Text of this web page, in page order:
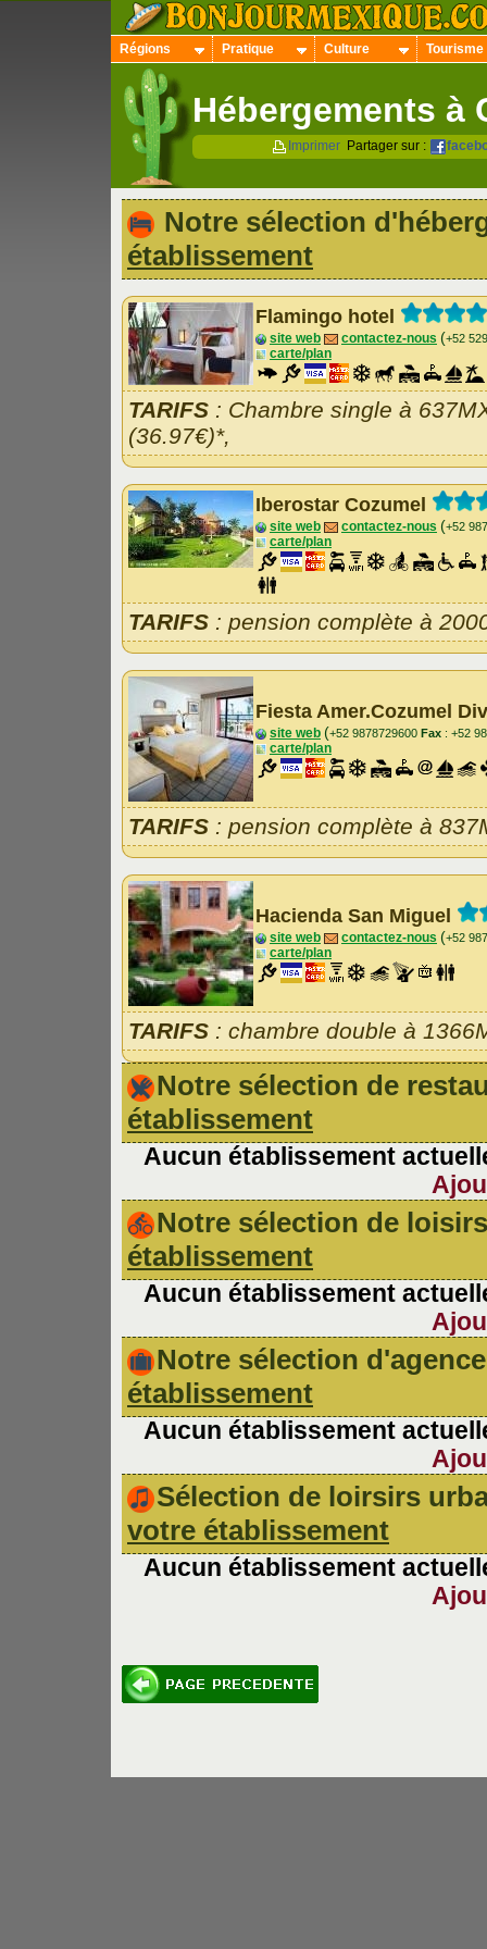
Régions Pratique Culture Tourisme
Hébergements à
Imprimer Partager sur :
Notre sélection
établissement
Flamingo hotel
site web contactez-nous (+52
carte/plan
TARIFS : Chambre single à
(36.97€)*,
Iberostar Cozumel
site web contactez-nous (+52
carte/plan
TARIFS : pension complète à
Fiesta Amer.Cozumel
site web (+52 9878729600 Fax : +52
carte/plan
TARIFS : pension complète à
Hacienda San Miguel
site web contactez-nous (+52
carte/plan
TARIFS : chambre double à
Notre sélection de
établissement
Aucun établissement
Notre sélection de
établissement
Aucun établissement
Notre sélection
établissement
Aucun établissement
Sélection de loirsirs
votre établissement
Aucun établissement